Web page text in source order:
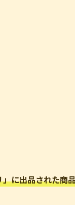
に出品された商